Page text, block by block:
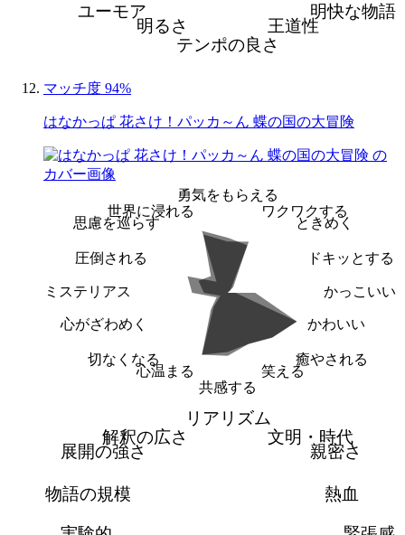
明快な物語
王道性
テンポの良さ
明るさ
ユーモア
マッチ度 94%
はなかっぱ 花さけ！パッカ～ん 蝶の国の大冒険
勇気をもらえる
ワクワクする
ときめく
ドキッとする
かっこいい
かわいい
癒やされる
笑える
共感する
心温まる
切なくなる
心がざわめく
ミステリアス
圧倒される
思慮を巡らす
世界に浸れる
リアリズム
文明・時代
親密さ
熱血
物語の規模
展開の強さ
解釈の広さ